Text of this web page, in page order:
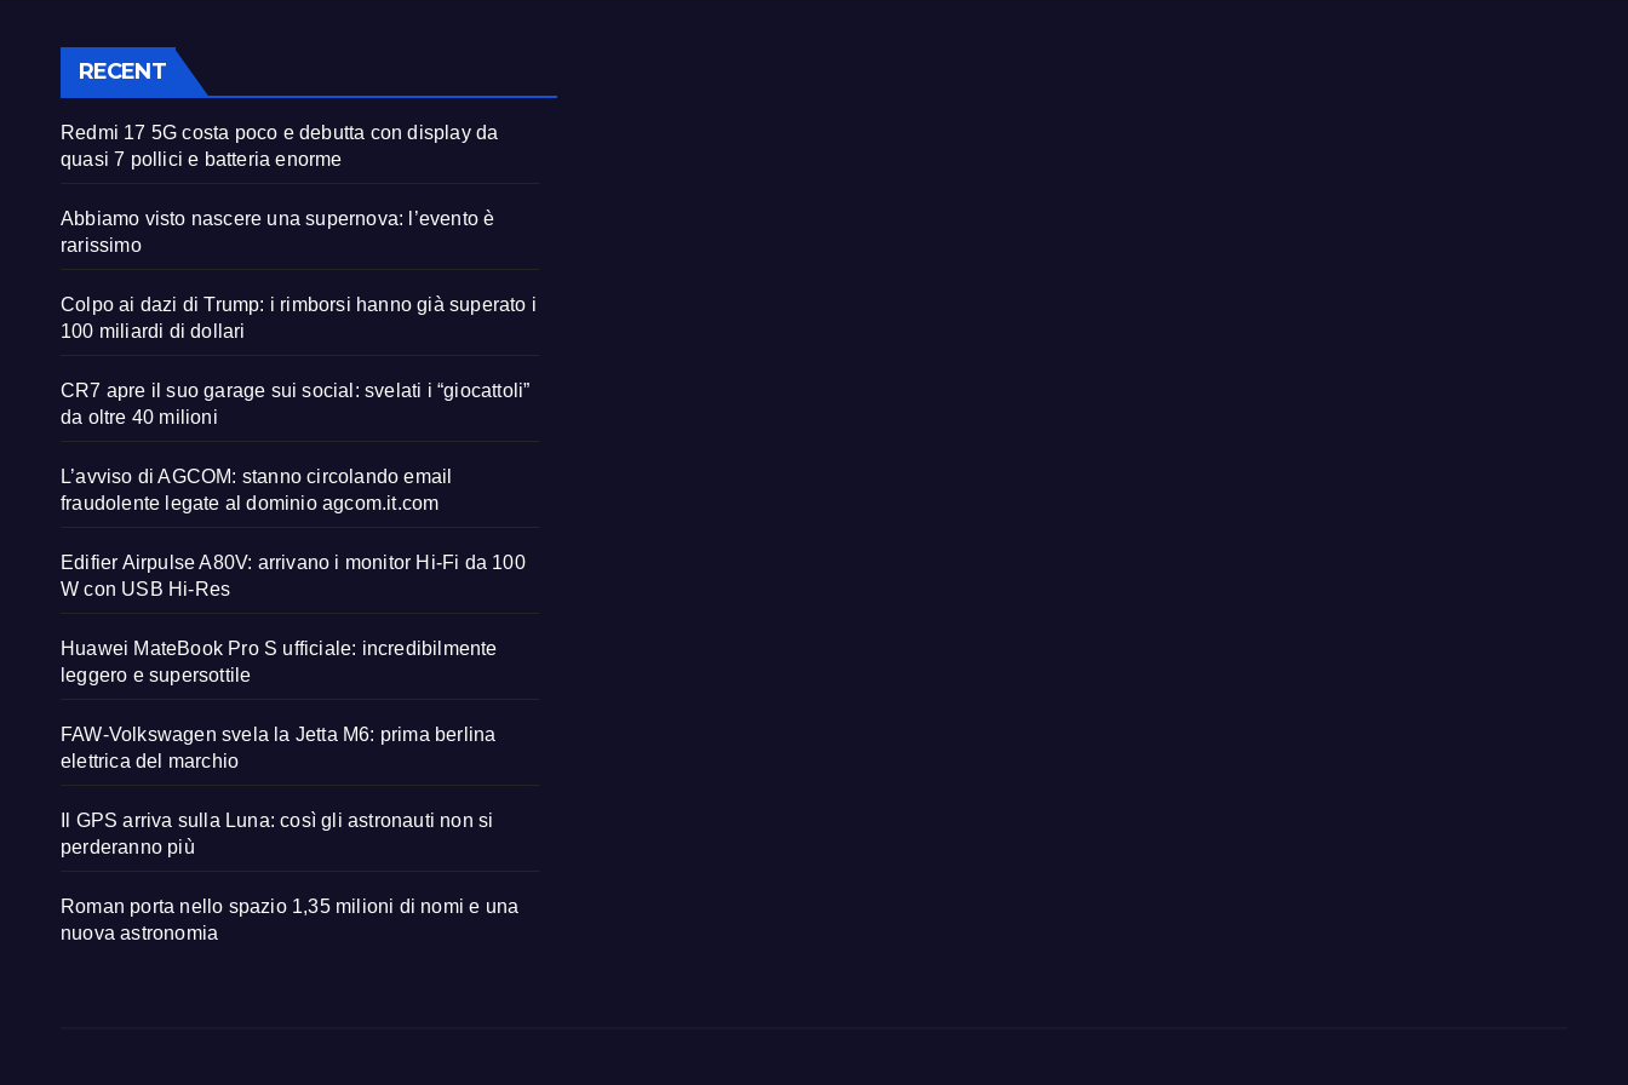
RECENT
Redmi 17 5G costa poco e debutta con display da
quasi 7 pollici e batteria enorme
Abbiamo visto nascere una supernova: l’evento è
rarissimo
Colpo ai dazi di Trump: i rimborsi hanno già superato i
100 miliardi di dollari
CR7 apre il suo garage sui social: svelati i “giocattoli”
da oltre 40 milioni
L’avviso di AGCOM: stanno circolando email
fraudolente legate al dominio agcom.it.com
Edifier Airpulse A80V: arrivano i monitor Hi-Fi da 100
W con USB Hi-Res
Huawei MateBook Pro S ufficiale: incredibilmente
leggero e supersottile
FAW-Volkswagen svela la Jetta M6: prima berlina
elettrica del marchio
Il GPS arriva sulla Luna: così gli astronauti non si
perderanno più
Roman porta nello spazio 1,35 milioni di nomi e una
nuova astronomia